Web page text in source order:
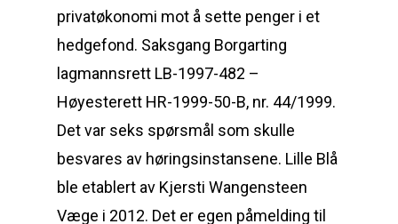
privatøkonomi mot å sette penger i et
hedgefond. Saksgang Borgarting
lagmannsrett LB-1997-482 –
Høyesterett HR-1999-50-B, nr. 44/1999.
Det var seks spørsmål som skulle
besvares av høringsinstansene. Lille Blå
ble etablert av Kjersti Wangensteen
Væge i 2012. Det er egen påmelding til